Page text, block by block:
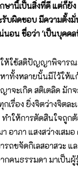
านี้เป็นสิ่งที่ดี แต่ก็ยัง
รับผิดชอบ มีความตั้ง
นอน ชื่อว่า'เป็นบุคค
ห้ใช้สติปัญญาพิจารณ
ทั้งหลายนั้นมีไว้ให้แ
ะเกิด สติเตลิด มัก
รื่อง ยิ่งจิตว่างจิตล
ทำให้การตัดสินใจถูก
อาภา แสงสว่างเสม
ถขจัดกิเลสอาสวะ แ
คนธรรมดา มาเป็นผู้